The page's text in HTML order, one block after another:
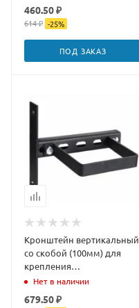
460.50 ₽
614 ₽ -25%
ПОД ЗАКАЗ
Кронштейн вертикальный
со скобой (100мм) для
крепления
гидроразделителей (1 шт.)
Нет в наличии
679.50 ₽